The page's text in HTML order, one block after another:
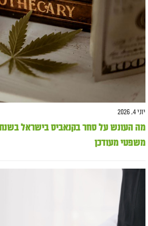
יוני 4, 2026
משפטי מעודכן